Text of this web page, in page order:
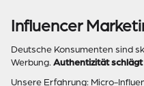
Influencer
Deutsche Konsumenten sind
Werbung. Authentizität schlägt
Unsere Erfahrung: Micro-